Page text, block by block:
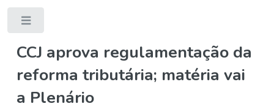
CCJ aprova regulamentação da
reforma tributária; matéria vai
a Plenário